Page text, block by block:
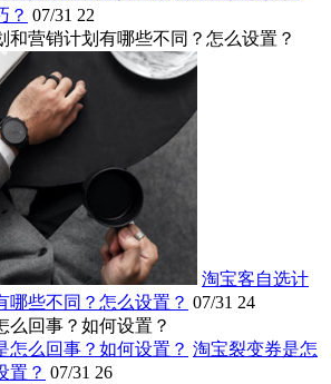
？ 07/31 22
和营销计划有哪些不同？怎么设置？
淘宝客自选计
哪些不同？怎么设置？ 07/31 24
么回事？如何设置？
淘宝裂变券是怎
置？ 07/31 26